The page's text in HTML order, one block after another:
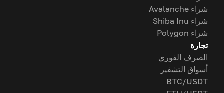
شراء Avalanche
شراء Shiba Inu
شراء Polygon
تجارة
الصرف الفوري
أسواق التشفير
BTC/USDT